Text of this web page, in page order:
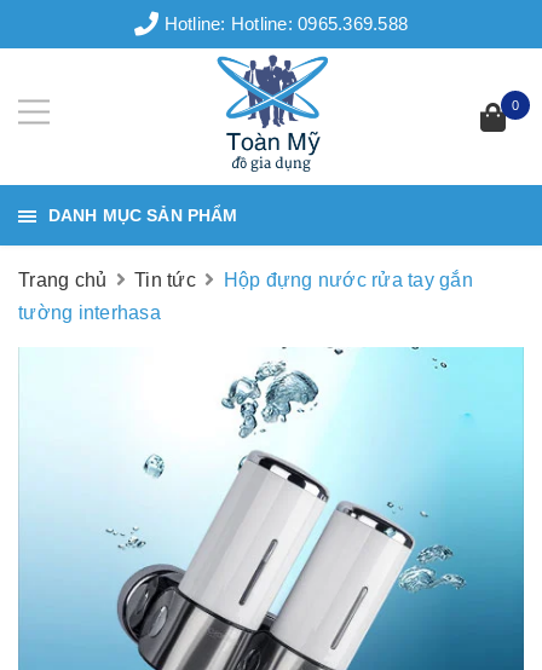
Hotline: Hotline: 0965.369.588
0
DANH MỤC SẢN PHẨM
Trang chủ Tin tức
Hộp đựng nước rửa tay gắn
tường interhasa